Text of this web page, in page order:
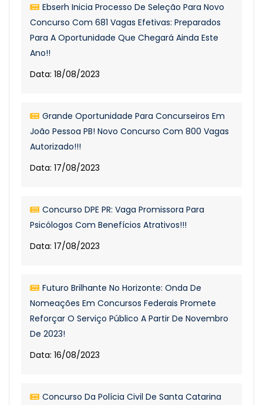
Ebserh Inicia Processo De Seleção Para Novo
Concurso Com 681 Vagas Efetivas: Preparados
Para A Oportunidade Que Chegará Ainda Este
Ano!!
Data: 18/08/2023
Grande Oportunidade Para Concurseiros Em
João Pessoa PB! Novo Concurso Com 800 Vagas
Autorizado!!!
Data: 17/08/2023
Concurso DPE PR: Vaga Promissora Para
Psicólogos Com Benefícios Atrativos!!!
Data: 17/08/2023
Futuro Brilhante No Horizonte: Onda De
Nomeações Em Concursos Federais Promete
Reforçar O Serviço Público A Partir De Novembro
De 2023!
Data: 16/08/2023
Concurso Da Polícia Civil De Santa Catarina